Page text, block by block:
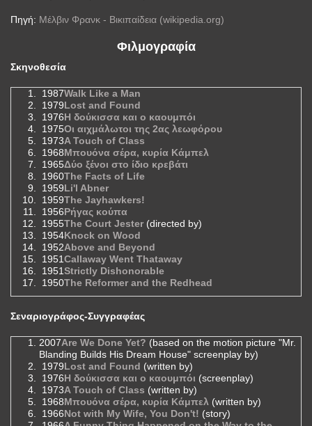
Πηγή: Μέλβιν Φρανκ - Βικιπαίδεια (wikipedia.org)
Φιλμογραφία
Σκηνοθεσία
1987Walk Like a Man
1979Lost and Found
1976Η δούκισσα και ο καουμπόι
1975Οι αιχμάλωτοι της 2ας λεωφόρου
1973A Touch of Class
1968Μπουόνα σέρα, κυρία Κάμπελ
1965Δύο ξένοι στο ίδιο κρεβάτι
1960The Facts of Life
1959Li'l Abner
1959The Jayhawkers!
1956Ρήγας κούπα
1955The Court Jester (directed by)
1954Knock on Wood
1952Above and Beyond
1951Callaway Went Thataway
1951Strictly Dishonorable
1950The Reformer and the Redhead
Σεναριογράφος-Συγγραφέας
2007Are We Done Yet? (based on the motion picture "Mr.
Blanding Builds His Dream House" screenplay by)
1979Lost and Found (written by)
1976Η δούκισσα και ο καουμπόι (screenplay)
1973A Touch of Class (written by)
1968Μπουόνα σέρα, κυρία Κάμπελ (written by)
1966Not with My Wife, You Don't! (story)